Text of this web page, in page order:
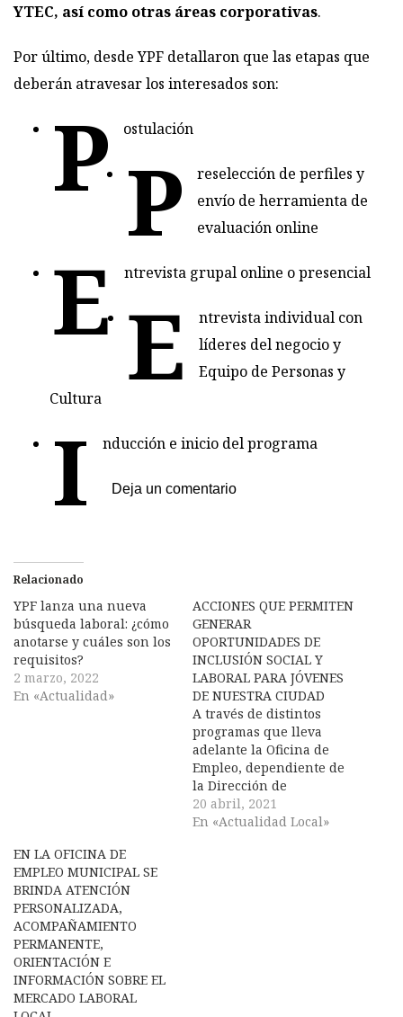
YTEC, así como otras áreas corporativas.
Por último, desde YPF detallaron que las etapas que
deberán atravesar los interesados son:​
P ostulación
P
reselec​ción de perfiles y
envío de herramienta de
evaluación online
E ntrevista grupal online o presencial
E
ntrevista individual con
líderes del negocio y
Equipo de Personas y
Cultura
I nducción e inicio del programa
Deja un comentario
Relacionado
YPF lanza una nueva
búsqueda laboral: ¿cómo
anotarse y cuáles son los
requisitos?
2 marzo, 2022
En «Actualidad»
ACCIONES QUE PERMITEN
GENERAR
OPORTUNIDADES DE
INCLUSIÓN SOCIAL Y
LABORAL PARA JÓVENES
DE NUESTRA CIUDAD
A través de distintos
programas que lleva
adelante la Oficina de
Empleo, dependiente de
la Dirección de
Producción se encuentra
el Programa Jóvenes con
20 abril, 2021
En «Actualidad Local»
EN LA OFICINA DE
EMPLEO MUNICIPAL SE
BRINDA ATENCIÓN
PERSONALIZADA,
ACOMPAÑAMIENTO
PERMANENTE,
ORIENTACIÓN E
INFORMACIÓN SOBRE EL
MERCADO LABORAL